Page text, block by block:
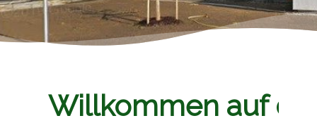
Willkommen auf